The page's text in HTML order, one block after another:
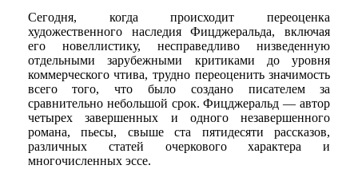
Сегодня, когда происходит переоценка
художественного наследия Фицджеральда, включая
его новеллистику, несправедливо низведенную
отдельными зарубежными критиками до уровня
коммерческого чтива, трудно переоценить значимость
всего того, что было создано писателем за
сравнительно небольшой срок. Фицджеральд — автор
четырех завершенных и одного незавершенного
романа, пьесы, свыше ста пятидесяти рассказов,
различных статей очеркового характера и
многочисленных эссе.